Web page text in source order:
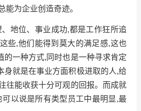
能为企业创造奇迹。
地位、事业成功,都是工作狂所追
些,他们能得到莫大的满足感,这也
的一种方式,同时也是一种寻求肯定
身就是在事业方面积极进取的人,给
往能收获十分可观的回报。而成就
可以说是所有类型员工中最明显,最